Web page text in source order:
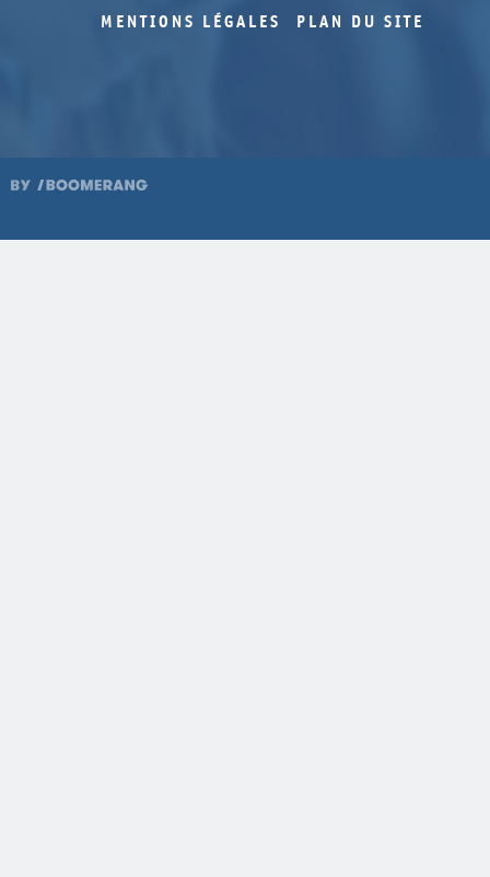
MENTIONS LÉGALES PLAN DU SITE